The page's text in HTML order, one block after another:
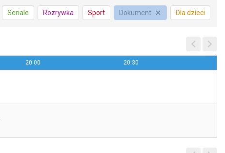
Nieukończony film
22:10ale kino+
Wydarzenia 24
15:30Polsat
Seriale Rozrywka Sport Dokument Dla dzieci
20:00 20:30